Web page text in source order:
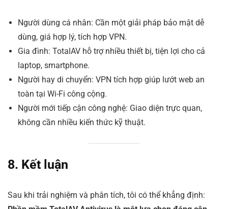
Người dùng cá nhân: Cần một giải pháp bảo mật dễ
dùng, giá hợp lý, tích hợp VPN.
Gia đình: TotalAV hỗ trợ nhiều thiết bị, tiện lợi cho cả
laptop, smartphone.
Người hay di chuyển: VPN tích hợp giúp lướt web an
toàn tại Wi-Fi công cộng.
Người mới tiếp cận công nghệ: Giao diện trực quan,
không cần nhiều kiến thức kỹ thuật.
8. Kết luận
Sau khi trải nghiệm và phân tích, tôi có thể khẳng định: